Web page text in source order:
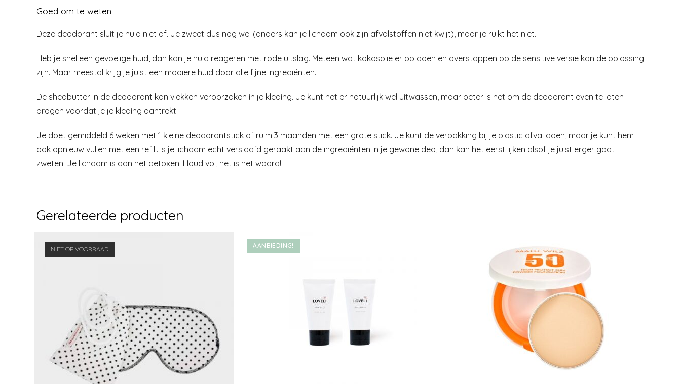
Goed om te weten
Deze deodorant sluit je huid niet af. Je zweet dus nog wel (anders kan je lichaam ook zijn afvalstoffen niet kwijt), maar je ruikt het niet.
Heb je snel een gevoelige huid, dan kan je huid reageren met rode uitslag. Meteen wat kokosolie er op doen en overstappen op de sensitive versie kan de oplossing
zijn. Maar meestal krijg je juist een mooiere huid door alle fijne ingrediënten.
De sheabutter in de deodorant kan vlekken veroorzaken in je kleding. Je kunt het er natuurlijk wel uitwassen, maar beter is het om de deodorant even te laten
drogen voordat je je kleding aantrekt.
Je doet gemiddeld 6 weken met 1 kleine deodorantstick of ruim 3 maanden met een grote stick. Je kunt de verpakking bij je plastic afval doen, maar je kunt hem
ook opnieuw vullen met een refill. Is je lichaam echt verslaafd geraakt aan de ingrediënten in je gewone deo, dan kan het eerst lijken alsof je juist erger gaat
zweten. Je lichaam is aan het detoxen. Houd vol, het is het waard!
Gerelateerde producten
NIET OP VOORRAAD AANBIEDING!